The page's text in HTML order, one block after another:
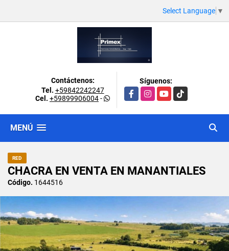
Select Language ▼
Contáctenos:
Tel. +59842242247
Cel. +59899906004-
Síguenos:
FacebookInstagramYouTubeTikTok
MENÚ
RED
CHACRA EN VENTA EN MANANTIALES
Código. 1644516